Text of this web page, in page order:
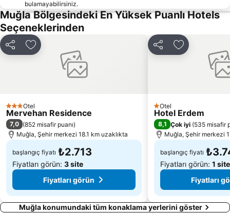
Elli beach
Caretta Caretta Dalyan Culture and Tourism Festival
Netsel Marina Marmaris
Aghios Nikolaos
Marmaris fountain
Kaunos
Dalyan Camii
Myloi Limanı
Palazzo del Gran Maestro
Symi Island One day Cruise
bulamayabilirsiniz.
Muğla Bölgesindeki En Yüksek Puanlı Hotels
Seçeneklerinden
Paylaş Favorilerime ekle
3 Yıldız
Otel
Mervehan Residence
7,0 (852 misafir puanı)
Muğla, Şehir merkezi 18.1 km uzaklıkta
başlangıç fiyatı ₺2.713
Fiyatları görün: 3 site
Fiyatları görün
Paylaş Favorilerime
1 Yıldız
Otel
Hotel Erdem
8,1 Çok iyi (535 misafir
Muğla, Şehir merkezi
başlangıç fiyatı
Fiyatları görün: 1 site
Fiyatları
Muğla konumundaki tüm konaklama yerlerini göster